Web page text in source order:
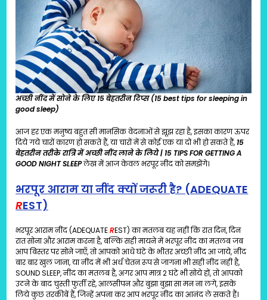
अच्छी नींद में सोने के लिए 15 बेहतरीन टिप्स (15 best tips for sleeping in
good sleep)
आज हर एक मनुष्य बहुत सी मानसिक वेदनाओं से झूझ रहा है, इसका कारण ऊपर
दिये गये चारों कारण हो सकते हैं, या चारों में से कोई एक या दो भी हो सकते हैं, 15
बेहतरीन तरीके रात्रि में अच्छी नींद लाने के लिये | 15 TIPS FOR GETTING A
GOOD NIGHT SLEEPलेख में आज केवल भरपूर नींद को समझेंगे।
भरपूर आराम या नींद क्यों जरूरी है? (ADEQUATE
REST)
भरपूर आराम नींद (ADEQUATEREST) का मतलब यह नहीं कि रात दिन, दिन
रात सोना और आराम करना है, बल्कि सही मायने में भरपूर नींद का मतलब जब
आप बिस्तर पर सोने जाएँ, तो आपको आधे घंटे के भीतर अच्छी नींद आ जाये, नींद
बार बार खुल जाना, या नींद में भी अर्ध चेतन रूप से जागना भी सही नींद नहीं है,
SOUND SLEEP, नींद का मतलब है, अगर आप मात्र 2 घंटे भी सोये हों, तो आपको
उठने के बाद चुस्ती फुर्ती रहे, आलसीपन और बुझा बुझा सा मन ना लगे, इसके
लिये कुछ तरकीबें हैं, जिन्हें अपना कर आप भरपूर नींद का आनंद ले सकते हैं।